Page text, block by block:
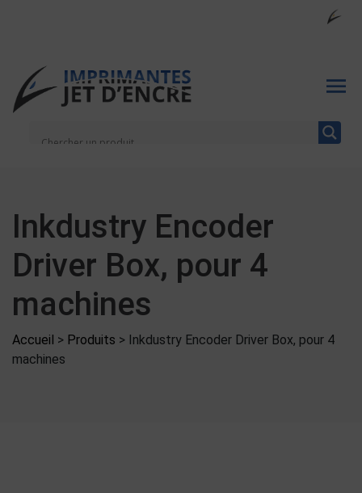
Inkdustry Encoder
Driver Box, pour 4
machines
Accueil > Produits > Inkdustry Encoder Driver Box, pour 4
machines